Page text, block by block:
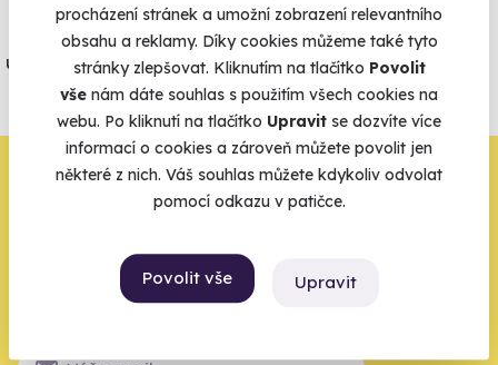
procházení stránek a umožní zobrazení relevantního
obsahu a reklamy. Díky cookies můžeme také tyto
stránky zlepšovat. Kliknutím na tlačítko Povolit
vše nám dáte souhlas s použitím všech cookies na
webu. Po kliknutí na tlačítko Upravit se dozvíte více
informací o cookies a zároveň můžete povolit jen
některé z nich. Váš souhlas můžete kdykoliv odvolat
pomocí odkazu v patičce.
Povolit vše Upravit
Jeden nikdy neví. Máme nejvyšší
úrazové pojištění z nabídky zážitkových
agentur.
Vše o pojištění
Zbývá jeden krok,
Váš e-mail je vstupenka do světa, kde se žije naplno. Pojďte